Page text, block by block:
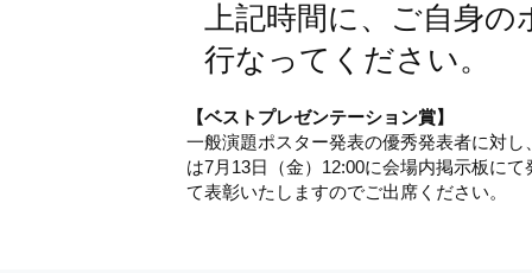
上記時間に、ご自身
行なってください。
【ベストプレゼンテーション賞】
一般演題ポスター発表の優秀発表者に対
は7月13日（金）12:00に会場内掲示板に
て表彰いたしますのでご出席ください。